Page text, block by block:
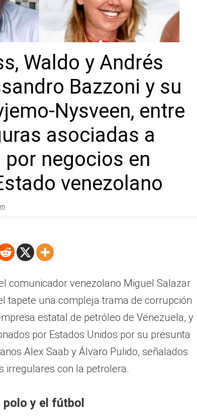
Waldo y Andrés
Bazzoni y su
Nysveen, entre
asociadas a
negocios en
venezolano
comunicador venezolano Miguel Salazar
tapete una compleja trama de corrupción
estatal de petróleo de Venezuela, y
por Estados Unidos por su presunta
Alex Saab y Álvaro Pulido, señalados
irregulares con la petrolera.
polo y el fútbol